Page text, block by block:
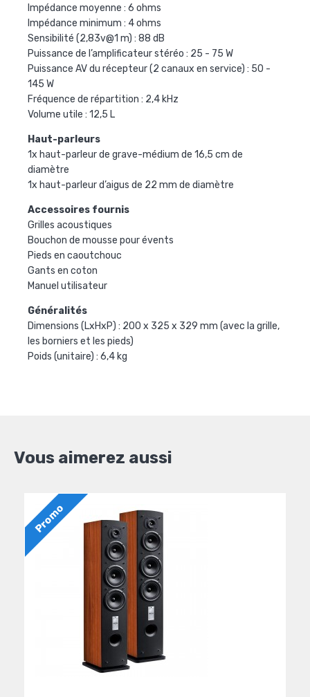
Impédance moyenne : 6 ohms
Impédance minimum : 4 ohms
Sensibilité (2,83v@1 m) : 88 dB
Puissance de l’amplificateur stéréo : 25 - 75 W
Puissance AV du récepteur (2 canaux en service) : 50 -
145 W
Fréquence de répartition : 2,4 kHz
Volume utile : 12,5 L
Haut-parleurs
1x haut-parleur de grave-médium de 16,5 cm de
diamètre
1x haut-parleur d’aigus de 22 mm de diamètre
Accessoires fournis
Grilles acoustiques
Bouchon de mousse pour évents
Pieds en caoutchouc
Gants en coton
Manuel utilisateur
Généralités
Dimensions (LxHxP) : 200 x 325 x 329 mm (avec la grille,
les borniers et les pieds)
Poids (unitaire) : 6,4 kg
Vous aimerez aussi
Promo